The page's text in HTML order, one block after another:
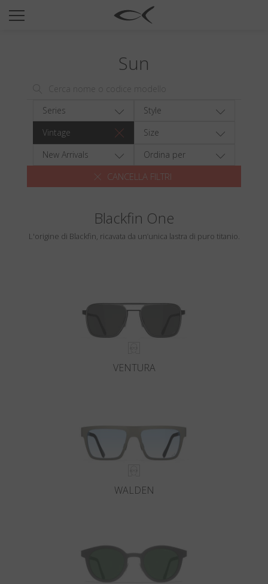
SUN
TITANIUM
NEWSROOM
Search
Sun
Series
Style
Vintage
Size
New Arrivals
Ordina per
CANCELLA FILTRI
Blackfin One
L'origine di Blackfin, ricavata da un’unica lastra di puro titanio.
VENTURA
WALDEN